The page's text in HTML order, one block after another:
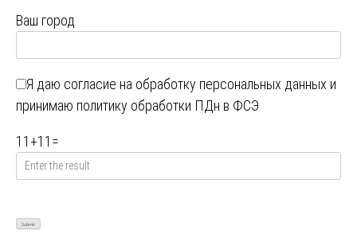
Ваш город
Я даю согласие на обработку персональных данных и
принимаю политику обработки ПДн в ФСЭ
11 +11 =